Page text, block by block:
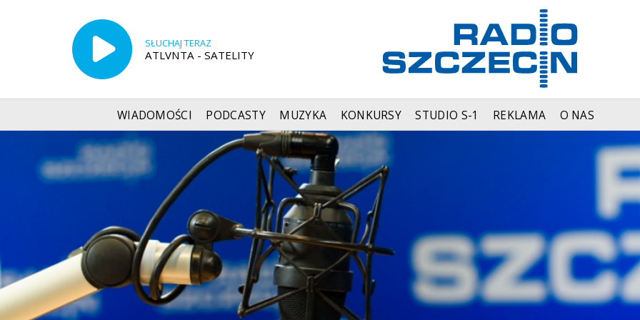
SŁUCHAJ TERAZ
ATLVNTA - SATELITY
WIADOMOŚCI PODCASTY MUZYKA KONKURSY STUDIO S-1 REKLAMA O NAS